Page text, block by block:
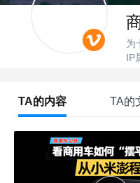
为
IP
TA的内容 TA的